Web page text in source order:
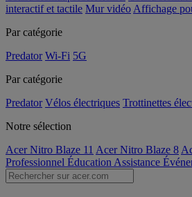
interactif et tactile Mur vidéo Affichage
Par catégorie
Predator Wi-Fi 5G
Par catégorie
Predator Vélos électriques Trottinettes
Notre sélection
Acer Nitro Blaze 11 Acer Nitro Blaze 8
Professionnel Éducation Assistance